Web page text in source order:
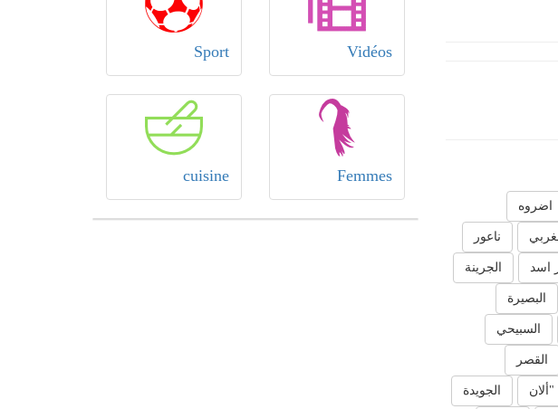
اضروه
ناعور
اسد الجرينة
البصيرة
السبيحي
القصر
"ألان الجويدة
Vidéos
Sport
Femmes
cuisine